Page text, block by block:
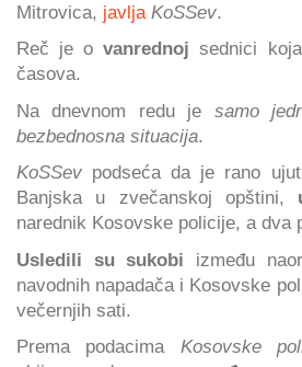
Mitrovica, javlja KoSSev.
Reč je ovanrednojsednici
časova.
Na dnevnom redu je samo
bezbednosna situacija.
KoSSev podseća da je rano
Banjska u zvečanskoj opštini,
narednik Kosovske policije, a dva
Usledili su sukobi između
navodnih napadača i Kosovske
večernjih sati.
Prema podacima Kosovske